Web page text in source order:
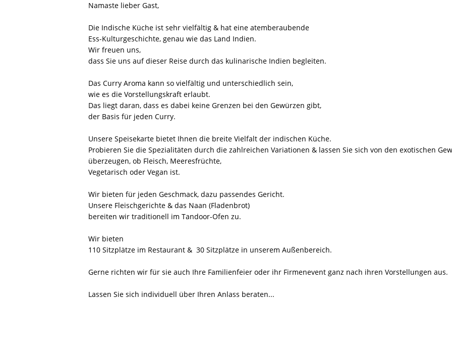
Namaste lieber Gast,
Die Indische Küche ist sehr vielfältig & hat eine atemberaubende
Ess-Kulturgeschichte, genau wie das Land Indien.
Wir freuen uns,
dass Sie uns auf dieser Reise durch das kulinarische Indien begleiten.
Das Curry Aroma kann so vielfältig und unterschiedlich sein,
wie es die Vorstellungskraft erlaubt.
Das liegt daran, dass es dabei keine Grenzen bei den Gewürzen gibt,
der Basis für jeden Curry.
Unsere Speisekarte bietet Ihnen die breite Vielfalt der indischen Küche.
Probieren Sie die Spezialitäten durch die zahlreichen Variationen & lassen Sie sich von den exotischen
überzeugen, ob Fleisch, Meeresfrüchte,
Vegetarisch oder Vegan ist.
Wir bieten für jeden Geschmack, dazu passendes Gericht.
Unsere Fleischgerichte & das Naan (Fladenbrot)
bereiten wir traditionell im Tandoor-Ofen zu.
Wir bieten
110 Sitzplätze im Restaurant & 30 Sitzplätze in unserem Außenbereich.
Gerne richten wir für sie auch Ihre Familienfeier oder ihr Firmenevent ganz nach ihren Vorstellungen aus.
Lassen Sie sich individuell über Ihren Anlass beraten...